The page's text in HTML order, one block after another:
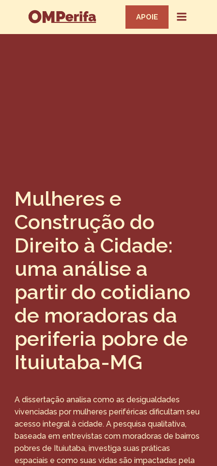
APOIE
Mulheres e
Construção do
Direito à Cidade:
uma análise a
partir do cotidiano
de moradoras da
periferia pobre de
Ituiutaba-MG
A dissertação analisa como as desigualdades
vivenciadas por mulheres periféricas dificultam seu
acesso integral à cidade. A pesquisa qualitativa,
baseada em entrevistas com moradoras de bairros
pobres de Ituiutaba, investiga suas práticas
espaciais e como suas vidas são impactadas pela